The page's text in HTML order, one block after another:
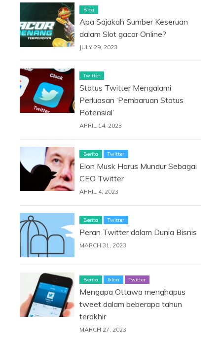
Blog
Apa Sajakah Sumber Keseruan
dalam Slot gacor Online?
JULY 29, 2023
Twitter
Status Twitter Mengalami
Perluasan ‘Pembaruan Status
Potensial’
APRIL 14, 2023
Berita Twitter
Elon Musk Harus Mundur Sebagai
CEO Twitter
APRIL 4, 2023
Berita Twitter
Peran Twitter dalam Dunia Bisnis
MARCH 31, 2023
Berita Iklan Twitter
Mengapa Ottawa menghapus
tweet dalam beberapa tahun
terakhir
MARCH 27, 2023